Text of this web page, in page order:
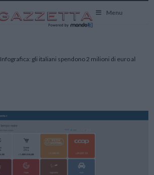
Menu
Infografica: gli italiani spendono 2 milioni di euro al